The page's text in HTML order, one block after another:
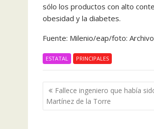
sólo los productos con alto
obesidad y la diabetes.
Fuente: Milenio/eap/foto: Archivo
ESTATAL PRINCIPALES
Navegación
de
entradas
Fallece ingeniero que había
Martínez de la Torre